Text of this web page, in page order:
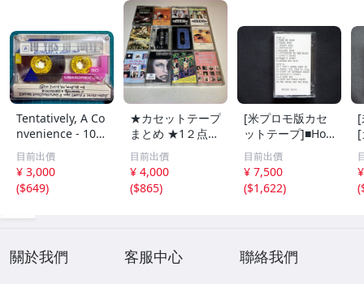
Tentatively, A Co
nvenience - 10 Y
rs In 10(T)'s 非音
楽 ノイズ アヴ
ァンギャルド
目前出價
¥ 3,000
($649)
★カセットテープ
まとめ ★1２点セ
ット★洋楽★VA
★⑯★ロックンロ
ール★LOVE★ベ
スト★未視聴★カ
目前出價
¥ 4,000
($865)
[米プロモ版カセ
ットテープ]■Holl
y Cole - Temptati
on (Metro Blue)■
ホリー・コール■
[1995 US ADVAN
目前出價
¥ 7,500
($1,622)
[
[
(
關於我們 客服中心 聯絡我們